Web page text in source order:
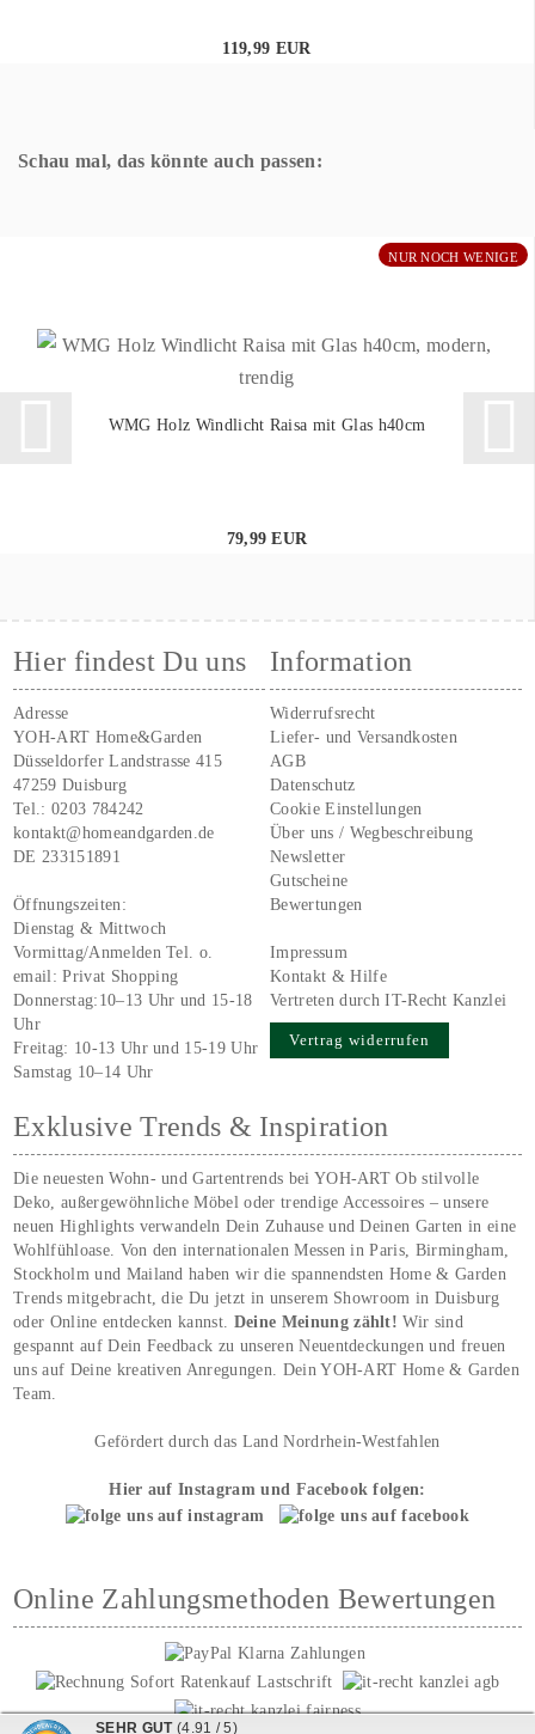
119,99 EUR
Schau mal, das könnte auch passen:
NUR NOCH WENIGE
WMG Holz Windlicht Raisa mit Glas h40cm
79,99 EUR
Hier findest Du uns
Adresse
YOH-ART Home&Garden
Düsseldorfer Landstrasse 415
47259 Duisburg
Tel.:0203 784242
kontakt@homeandgarden.de
DE 233151891
Öffnungszeiten:
Dienstag & Mittwoch
Vormittag/Anmelden Tel. o.
email:Privat Shopping
Donnerstag:10–13 Uhr und 15-18
Uhr
Freitag: 10-13 Uhr und 15-19 Uhr
Samstag 10–14 Uhr
Information
Widerrufsrecht
Liefer- und Versandkosten
AGB
Datenschutz
Cookie Einstellungen
Über uns / Wegbeschreibung
Newsletter
Gutscheine
Bewertungen
Impressum
Kontakt & Hilfe
Vertreten durch IT-Recht Kanzlei
Vertrag widerrufen
Exklusive Trends & Inspiration
Die neuesten Wohn- und Gartentrends bei YOH‑ART Ob stilvolle
Deko, außergewöhnliche Möbel oder trendige Accessoires – unsere
neuen Highlights verwandeln Dein Zuhause und Deinen Garten in eine
Wohlfühloase. Von den internationalen Messen in Paris, Birmingham,
Stockholm und Mailand haben wir die spannendsten Home & Garden
Trends mitgebracht, die Du jetzt in unserem Showroom in Duisburg
oder Online entdecken kannst. Deine Meinung zählt!Wir sind
gespannt auf Dein Feedback zu unseren Neuentdeckungen und freuen
uns auf Deine kreativen Anregungen. Dein YOH‑ART Home & Garden
Team.
Gefördert durch das Land Nordrhein-Westfahlen
Hier auf Instagram und Facebook folgen:
Online Zahlungsmethoden Bewertungen
SEHR GUT (4.91 / 5)